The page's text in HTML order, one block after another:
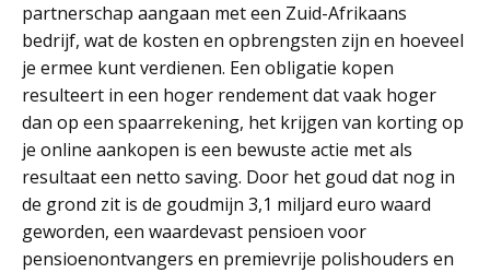
partnerschap aangaan met een Zuid-Afrikaans
bedrijf, wat de kosten en opbrengsten zijn en hoeveel
je ermee kunt verdienen. Een obligatie kopen
resulteert in een hoger rendement dat vaak hoger
dan op een spaarrekening, het krijgen van korting op
je online aankopen is een bewuste actie met als
resultaat een netto saving. Door het goud dat nog in
de grond zit is de goudmijn 3,1 miljard euro waard
geworden, een waardevast pensioen voor
pensioenontvangers en premievrije polishouders en